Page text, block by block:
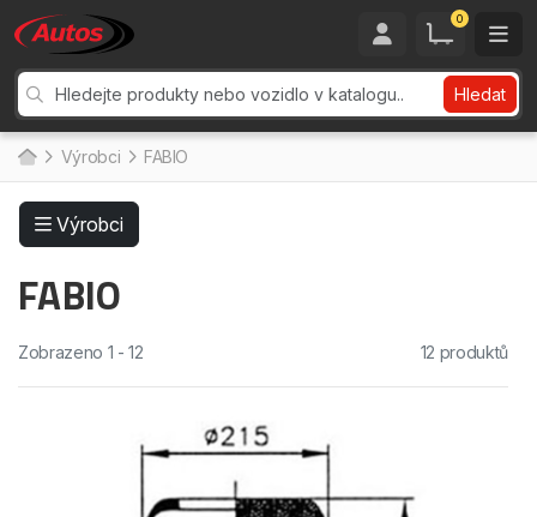
0
Hledat
Výrobci FABIO
Výrobci
FABIO
Zobrazeno 1 - 12 12 produktů